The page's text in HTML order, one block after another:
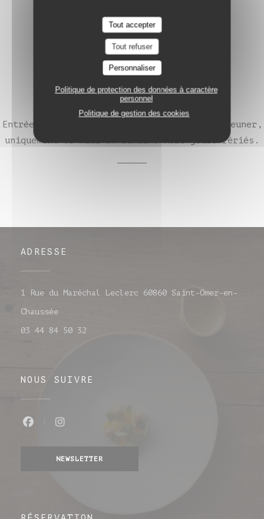
Tout accepter
Tout refuser
Personnaliser
Politique de protection des données à caractère
personnel
Politique de gestion des cookies
Déjeuner 28€
Entrée & plat ou plat & dessert du menu déjeuner,
uniquement le midi en semaine hors jours fériés.
ADRESSE
1 Rue du Maréchal Leclerc 60860 Saint-Omer-en-
Chaussée((ouvre une nouvelle fenêtre))
03 44 84 50 32
NOUS SUIVRE
NEWSLETTER